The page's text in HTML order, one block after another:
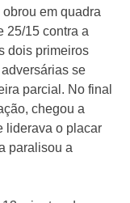
em quadra
25/15 contra a
dois primeiros
se
parcial. No final
chegou a
liderava o placar
paralisou a